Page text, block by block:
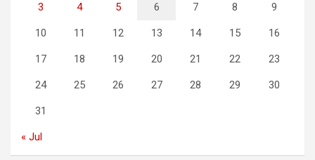
3 4 5 6 7 8 9
10 11 12 13 14 15 16
17 18 19 20 21 22 23
24 25 26 27 28 29 30
31
« Jul